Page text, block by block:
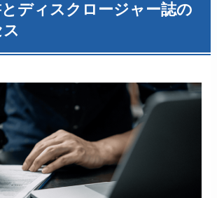
ディスクロージャー誌の